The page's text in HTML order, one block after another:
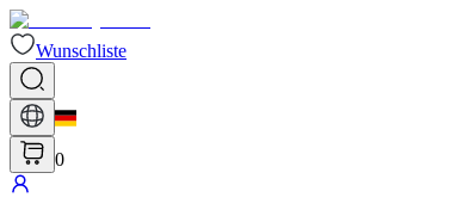
Wunschliste
0